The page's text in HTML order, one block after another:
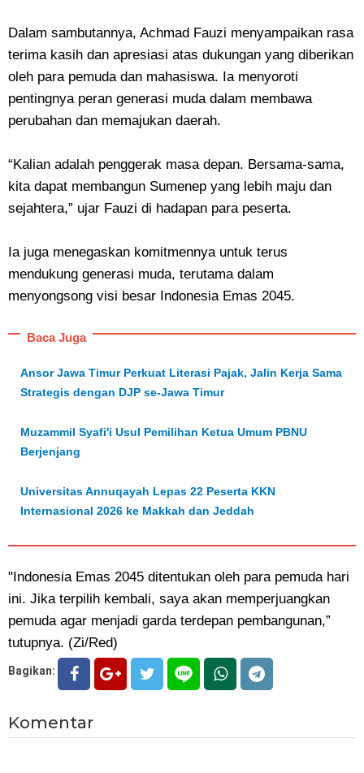
Dalam sambutannya, Achmad Fauzi menyampaikan rasa
terima kasih dan apresiasi atas dukungan yang diberikan
oleh para pemuda dan mahasiswa. Ia menyoroti
pentingnya peran generasi muda dalam membawa
perubahan dan memajukan daerah.
“Kalian adalah penggerak masa depan. Bersama-sama,
kita dapat membangun Sumenep yang lebih maju dan
sejahtera,” ujar Fauzi di hadapan para peserta.
Ia juga menegaskan komitmennya untuk terus
mendukung generasi muda, terutama dalam
menyongsong visi besar Indonesia Emas 2045.
Baca Juga
Ansor Jawa Timur Perkuat Literasi Pajak, Jalin Kerja Sama
Strategis dengan DJP se-Jawa Timur
Muzammil Syafi'i Usul Pemilihan Ketua Umum PBNU
Berjenjang
Universitas Annuqayah Lepas 22 Peserta KKN
Internasional 2026 ke Makkah dan Jeddah
"Indonesia Emas 2045 ditentukan oleh para pemuda hari
ini. Jika terpilih kembali, saya akan memperjuangkan
pemuda agar menjadi garda terdepan pembangunan,”
tutupnya. (Zi/Red)
Bagikan:
Komentar